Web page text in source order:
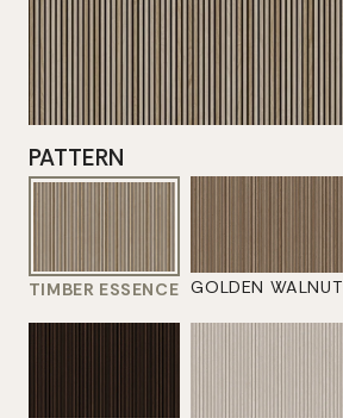
PATTERN
TIMBER ESSENCE GOLDEN WALNUT